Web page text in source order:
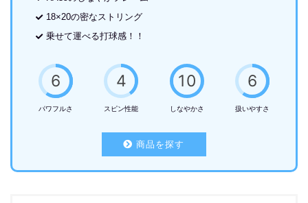
18×20の密なストリング
乗せて運べる打球感！！
6
パワフルさ
4
スピン性能
10
しなやかさ
6
扱いやすさ
商品を探す